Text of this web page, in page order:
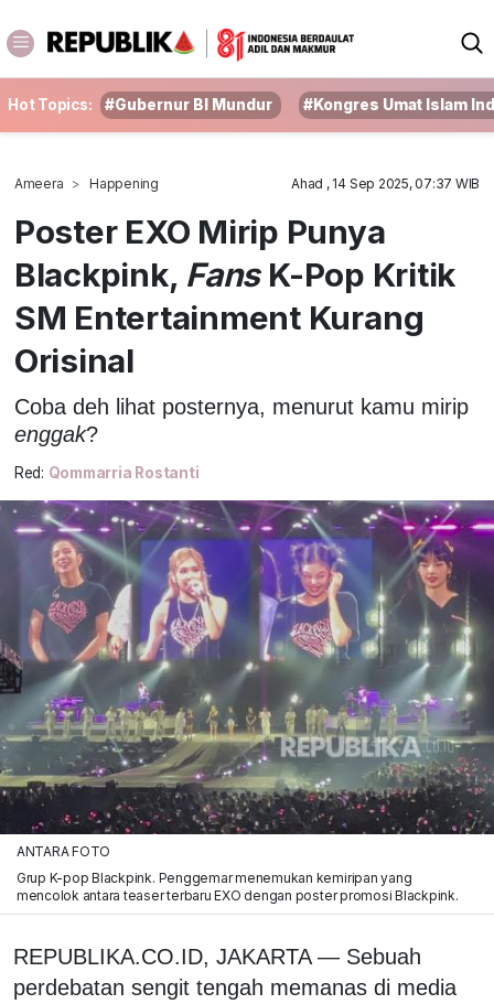
Hot Topics: #Gubernur BI Mundur #Kongres Umat Islam
Ameera Happening Ahad , 14 Sep 2025, 07:37 WIB
Poster EXO Mirip Punya
Blackpink, FansK-Pop Kritik
SM Entertainment Kurang
Orisinal
Coba deh lihat posternya, menurut kamu mirip
enggak?
Red: Qommarria Rostanti
ANTARA FOTO
Grup K-pop Blackpink. Penggemar menemukan kemiripan yang
mencolok antara teaser terbaru EXO dengan poster promosi Blackpink.
REPUBLIKA.CO.ID, JAKARTA — Sebuah
perdebatan sengit tengah memanas di media